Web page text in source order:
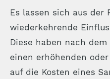
Es lassen sich aus der
wiederkehrende
Diese haben nach
einen erhöhenden
auf die Kosten eines